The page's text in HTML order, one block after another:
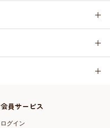
会員サービス
ログイン